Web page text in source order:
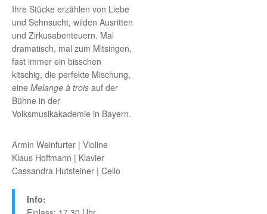
Ihre Stücke erzählen von Liebe
und Sehnsucht, wilden Ausritten
und Zirkusabenteuern. Mal
dramatisch, mal zum Mitsingen,
fast immer ein bisschen
kitschig, die perfekte Mischung,
eine Melange à trois auf der
Bühne in der
Volksmusikakademie in Bayern.
Armin Weinfurter | Violine
Klaus Hoffmann | Klavier
Cassandra Hutsteiner | Cello
Info: